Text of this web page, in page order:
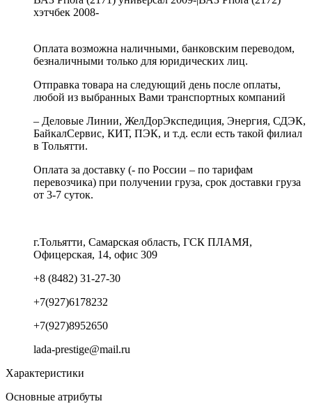
хэтчбек 2008-
Оплата возможна наличными, банковским переводом,
безналичными только для юридических лиц.
Отправка товара на следующий день после оплаты,
любой из выбранных Вами транспортных компаний
– Деловые Линии, ЖелДорЭкспедиция, Энергия, СДЭК,
БайкалСервис, КИТ, ПЭК, и т.д. если есть такой филиал
в Тольятти.
Оплата за доставку (- по России – по тарифам
перевозчика) при получении груза, срок доставки груза
от 3-7 суток.
г.Тольятти, Самарская область, ГСК ПЛАМЯ,
Офицерская, 14, офис 309
+8 (8482) 31-27-30
+7(927)6178232
+7(927)8952650
lada-prestige@mail.ru
Характеристики
Основные атрибуты